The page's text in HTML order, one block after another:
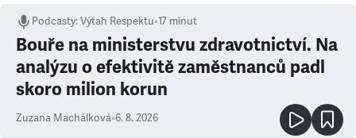
Podcasty:Výtah Respektu•17 minut
Bouře na ministerstvu zdravotnictví. Na
analýzu o efektivitě zaměstnanců padl
skoro milion korun
Zuzana Machálková•6. 8. 2026